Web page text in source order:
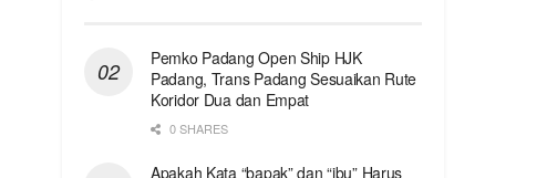
Pemko Padang Open Ship HJK
Padang, Trans Padang Sesuaikan Rute
Koridor Dua dan Empat
0 SHARES
Apakah Kata “bapak” dan “ibu” Harus